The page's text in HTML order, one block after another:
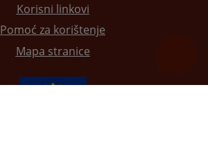
Korisni linkovi
Pomoć za korištenje
Mapa stranice